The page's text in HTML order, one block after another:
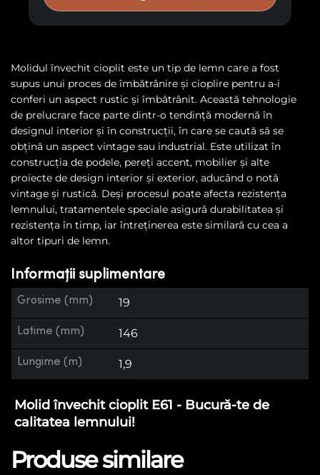
Molidul învechit cioplit este un tip de lemn care a fost
supus unui proces de îmbătrânire și cioplire pentru a-i
conferi un aspect rustic și îmbătrânit. Această tehnologie
de prelucrare face parte dintr-o tendință modernă în
designul interior și în construcții, în care se caută să se
obțină un aspect vintage sau industrial. Este utilizat în
construcția de podele, pereți accent, mobilier și alte
proiecte de design interior și exterior, aducând o notă
vintage și rustică. Deși procesul poate afecta rezistența
lemnului, tratamentele speciale asigură durabilitatea și
rezistența în timp, iar întreținerea este similară cu cea a
altor tipuri de lemn.
Informații suplimentare
Grosime (mm) 19
Latime (mm) 146
Lungime (m) 1,9
Molid învechit cioplit E61 - Bucură-te de
calitatea lemnului!
Produse similare